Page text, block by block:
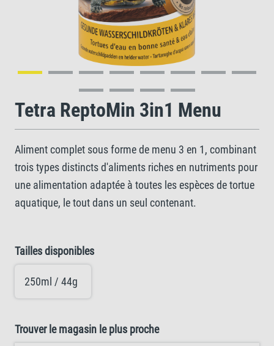
Tetra ReptoMin 3in1 Menu
Aliment complet sous forme de menu 3 en 1, combinant
trois types distincts d'aliments riches en nutriments pour
une alimentation adaptée à toutes les espèces de tortue
aquatique, le tout dans un seul contenant.
Tailles disponibles
250ml / 44g
Trouver le magasin le plus proche